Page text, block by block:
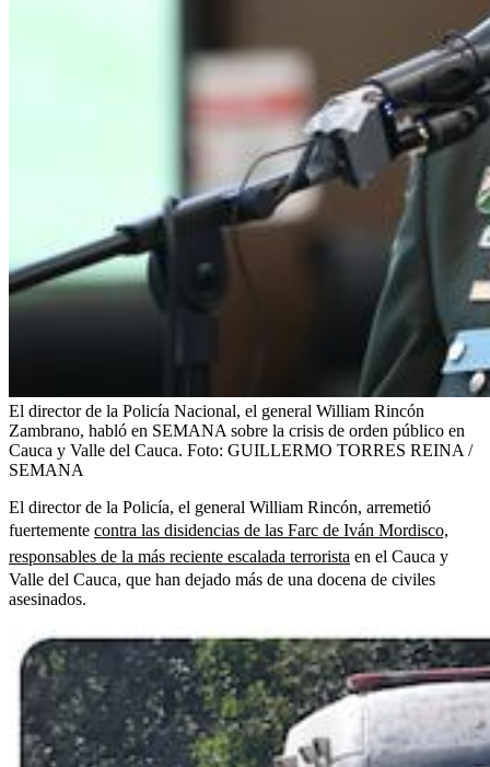
El director de la Policía Nacional, el general William Rincón
Zambrano, habló en SEMANA sobre la crisis de orden público en
Cauca y Valle del Cauca. Foto: GUILLERMO TORRES REINA /
SEMANA
El director de la Policía, el general William Rincón, arremetió
fuertemente contra las disidencias de las Farc de Iván Mordisco,
responsables de la más reciente escalada terrorista en el Cauca y
Valle del Cauca, que han dejado más de una docena de civiles
asesinados.